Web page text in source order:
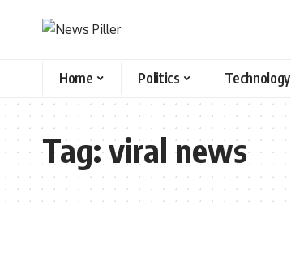
Home Politics Technology
Tag:viral news